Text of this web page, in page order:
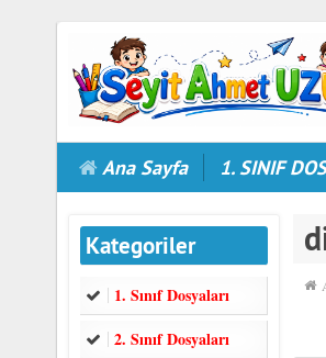
Ana Sayfa 1. SINIF
Kategoriler
1. Sınıf Dosyaları
2. Sınıf Dosyaları